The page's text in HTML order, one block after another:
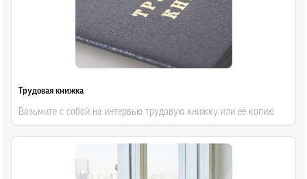
Трудовая книжка
Возьмите с собой на интервью трудовую книжку или её копию